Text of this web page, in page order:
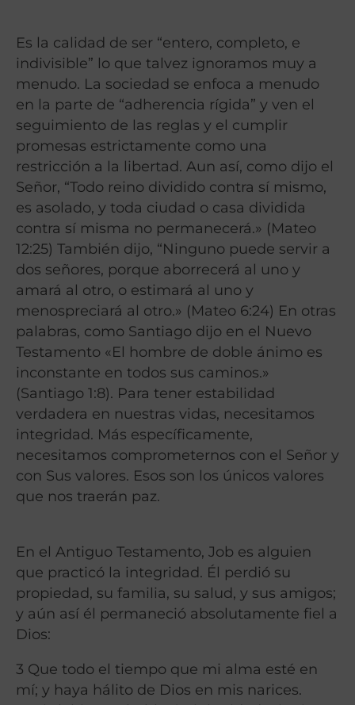
Es la calidad de ser “entero, completo, e
indivisible” lo que talvez ignoramos muy a
menudo. La sociedad se enfoca a menudo
en la parte de “adherencia rígida” y ven el
seguimiento de las reglas y el cumplir
promesas estrictamente como una
restricción a la libertad. Aun así, como dijo el
Señor, “Todo reino dividido contra sí mismo,
es asolado, y toda ciudad o casa dividida
contra sí misma no permanecerá.» (Mateo
12:25) También dijo, “Ninguno puede servir a
dos señores, porque aborrecerá al uno y
amará al otro, o estimará al uno y
menospreciará al otro.» (Mateo 6:24) En otras
palabras, como Santiago dijo en el Nuevo
Testamento «El hombre de doble ánimo es
inconstante en todos sus caminos.»
(Santiago 1:8). Para tener estabilidad
verdadera en nuestras vidas, necesitamos
integridad. Más específicamente,
necesitamos comprometernos con el Señor y
con Sus valores. Esos son los únicos valores
que nos traerán paz.
En el Antiguo Testamento, Job es alguien
que practicó la integridad. Él perdió su
propiedad, su familia, su salud, y sus amigos;
y aún así él permaneció absolutamente fiel a
Dios:
3 Que todo el tiempo que mi alma esté en
mí; y haya hálito de Dios en mis narices.